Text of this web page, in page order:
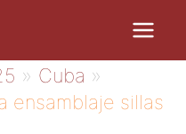
Cuba
ensamblaje sillas